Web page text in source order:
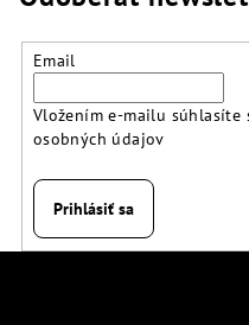
Email
Vložením e-mailu súhlasíte
osobných údajov
Prihlásiť sa